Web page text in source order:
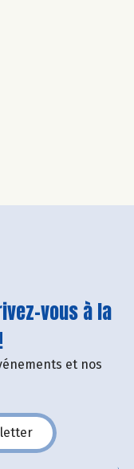
vous à la
et nos